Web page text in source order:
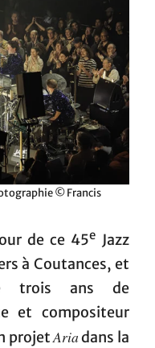
© Francis
de ce 45e Jazz
à Coutances, et
trois ans de
et compositeur
projetAriadans la